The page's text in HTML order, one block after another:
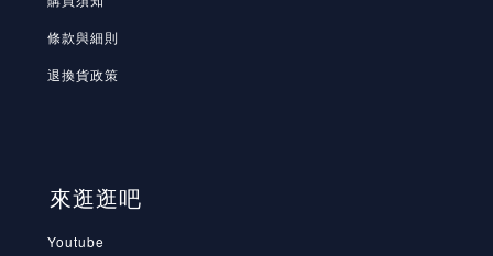
條款與細則
退換貨政策
來逛逛吧
Youtube